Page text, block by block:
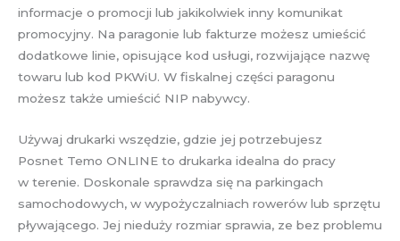
informacje o promocji lub jakikolwiek inny komunikat
promocyjny. Na paragonie lub fakturze możesz umieścić
dodatkowe linie, opisujące kod usługi, rozwijające nazwę
towaru lub kod PKWiU. W fiskalnej części paragonu
możesz także umieścić NIP nabywcy.
Używaj drukarki wszędzie, gdzie jej potrzebujesz
Posnet Temo ONLINE to drukarka idealna do pracy
w terenie. Doskonale sprawdza się na parkingach
samochodowych, w wypożyczalniach rowerów lub sprzętu
pływającego. Jej nieduży rozmiar sprawia, ze bez problemu